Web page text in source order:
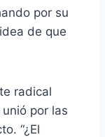
por su
de que
radical
por las
“¿El